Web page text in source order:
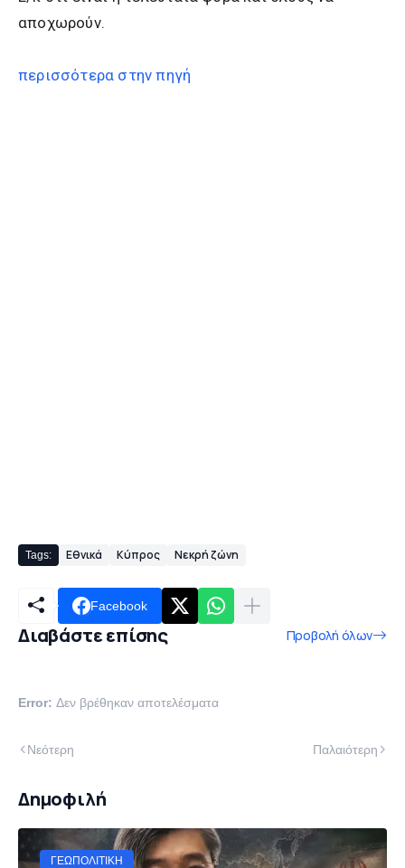
αποχωρούν.
περισσότερα στην πηγή
Tags: Εθνικά Κύπρος Νεκρή ζώνη
Facebook
Διαβάστε επίσης Προβολή όλων
Error: Δεν βρέθηκαν αποτελέσματα
Νεότερη Παλαιότερη
Δημοφιλή
ΓΕΩΠΟΛΙΤΙΚΉ